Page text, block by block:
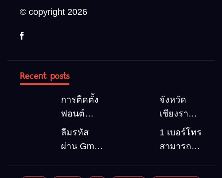
© copyright 2026
Recent posts
การติดตั้ง
ฟอนต์
(Font)
ลงบน
จังหวัด
เชียงราย 5
สถานที่
ท่องเที่ยว
ลืมรหัส
ผ่าน Gmail
Google
1 เบอร์โทร
สามารถ
Gmail